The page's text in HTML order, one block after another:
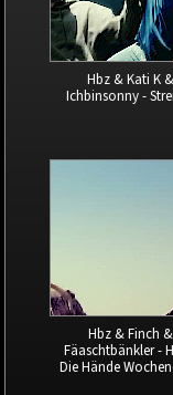
Hbz & Kati K &
Ichbinsonny -
Hbz & Finch &
Fäaschtbänkler -
Die Hände